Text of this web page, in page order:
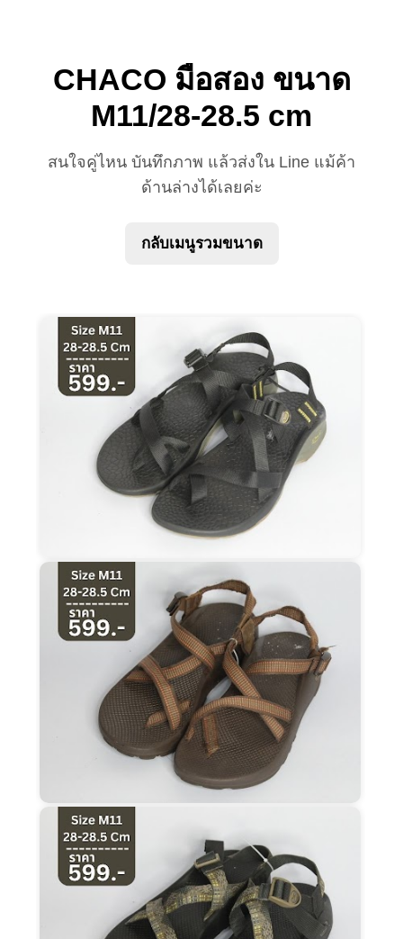
CHACO มือสอง ขนาด
M11/28-28.5 cm
สนใจคู่ไหน บันทึกภาพ แล้วส่งใน Line แม้ค้า
ด้านล่างได้เลยค่ะ
กลับเมนูรวมขนาด